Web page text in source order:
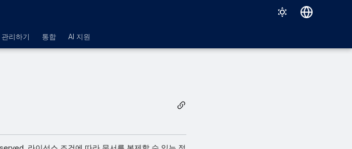
리하기 통합 AI 지원